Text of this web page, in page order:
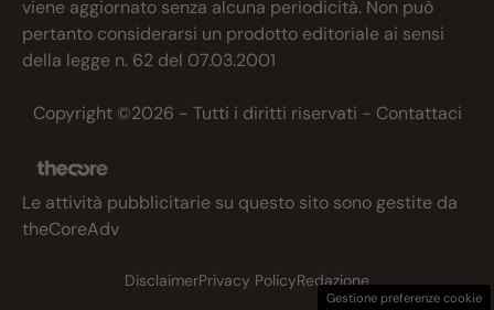
viene aggiornato senza alcuna periodicità. Non può
pertanto considerarsi un prodotto editoriale ai sensi
della legge n. 62 del 07.03.2001
Copyright ©2026 - Tutti i diritti riservati - Contattaci
Le attività pubblicitarie su questo sito sono gestite da
theCoreAdv
DisclaimerPrivacy PolicyRedazione
Gestione preferenze cookie